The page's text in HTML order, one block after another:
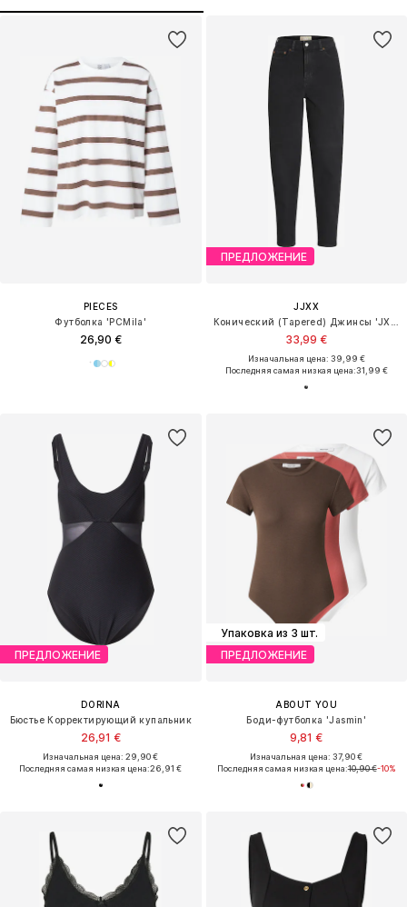
PIECES
Футболка 'PCMila'
26,90 €
ПРЕДЛОЖЕНИЕ
JJXX
33,99 €
Изначальная цена: 39,99 €
Последняя самая низкая цена:31,99 €
ПРЕДЛОЖЕНИЕ
DORINA
Бюстье Корректирующий купальник
26,91 €
Изначальная цена: 29,90 €
Последняя самая низкая цена:26,91 €
Упаковка из 3 шт.
ПРЕДЛОЖЕНИЕ
ABOUT YOU
Боди-футболка 'Jasmin'
9,81 €
Изначальная цена: 37,90 €
Последняя самая низкая цена:10,90 €-10%